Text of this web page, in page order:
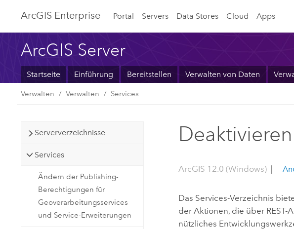
ArcGIS Enterprise Portal Servers Data Stores Cloud Apps
ArcGIS Server
Startseite Einführung Bereitstellen Verwalten von Daten
Verwalten Verwalten Services
Serververzeichnisse
Services
Ändern der Publishing-
Berechtigungen für
Geoverarbeitungsservices
und Service-Erweiterungen
ArcGIS 12.0 (Windows) |
Das Services-Verzeichnis
der Aktionen, die über
nützliches